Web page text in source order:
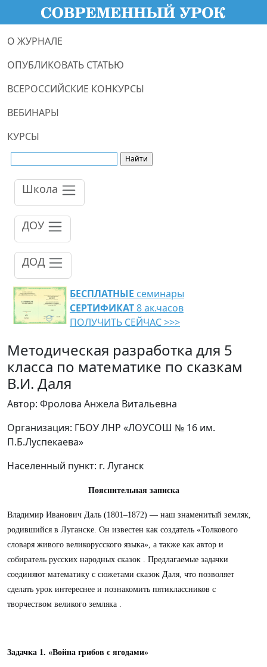
О ЖУРНАЛЕ
ОПУБЛИКОВАТЬ СТАТЬЮ
ВСЕРОССИЙСКИЕ КОНКУРСЫ
ВЕБИНАРЫ
КУРСЫ
Школа
ДОУ
ДОД
БЕСПЛАТНЫЕ семинары
СЕРТИФИКАТ8 ак.часов
ПОЛУЧИТЬ СЕЙЧАС >>>
Методическая разработка для 5
класса по математике по сказкам
В.И. Даля
Автор: Фролова Анжела Витальевна
Организация: ГБОУ ЛНР «ЛОУСОШ № 16 им.
П.Б.Луспекаева»
Населенный пункт: г. Луганск
Пояснительная записка
Владимир Иванович Даль (1801–1872) — наш знаменитый земляк,
родившийся в Луганске. Он известен как создатель «Толкового
словаря живого великорусского языка», а также как автор и
собиратель русских народных сказок . Предлагаемые задачки
соединяют математику с сюжетами сказок Даля, что позволяет
сделать урок интереснее и познакомить пятиклассников с
творчеством великого земляка .
Задачка 1. «Война грибов с ягодами»